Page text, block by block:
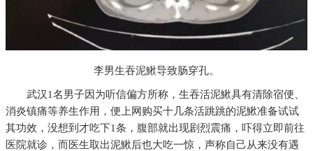
李男生吞泥鰍导致肠穿孔。
武汉1名男子因为听信偏方所称，生吞活泥鰍具有清除宿便、
消炎镇痛等养生作用，便上网购买十几条活跳跳的泥鰍准备试试
其功效，没想到才吃下1条，腹部就出现剧烈震痛，吓得立即前往
医院就诊，而医生取出泥鰍后也大吃一惊，声称自己从来没有遇